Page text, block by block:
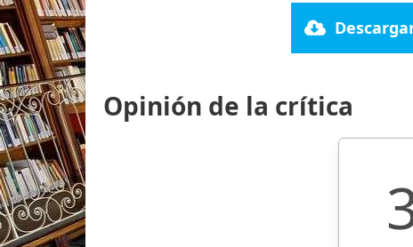
Opinión de la crítica